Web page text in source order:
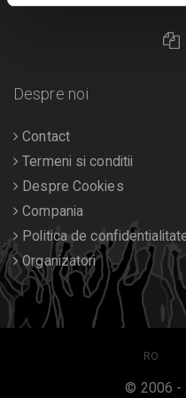
Despre noi
Contact
Termeni si conditii
Despre Cookies
Compania
Politica de
Organizatori
RO
© 2006 -